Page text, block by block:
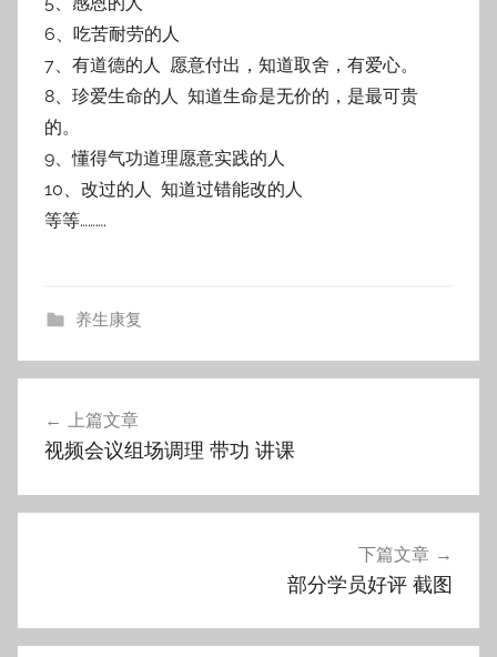
6、吃苦耐劳的人
7、有道德的人 愿意付出，知道取舍，有爱心。
8、珍爱生命的人 知道生命是无价的，是最可贵
的。
9、懂得气功道理愿意实践的人
10、改过的人 知道过错能改的人
等等……….
养生康复
航
上篇文章
视频会议组场调理 带功 讲课
下篇文章
部分学员好评 截图